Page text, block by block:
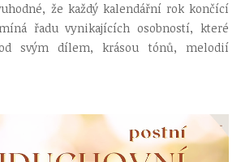
že každý kalendářní rok končící
řadu vynikajících osobností, které
svým dílem, krásou tónů, melodií